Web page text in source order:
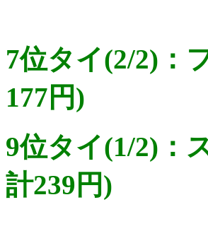
7位タイ(2/2)
177円)
9位タイ(1/2)
計239円)